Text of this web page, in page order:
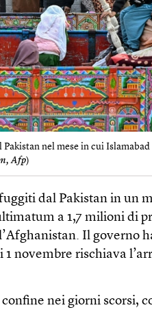
nel mese in cui
Afp)
dal Pakistan in un
a 1,7 milioni di
Il governo
novembre rischiava
nei giorni scorsi,